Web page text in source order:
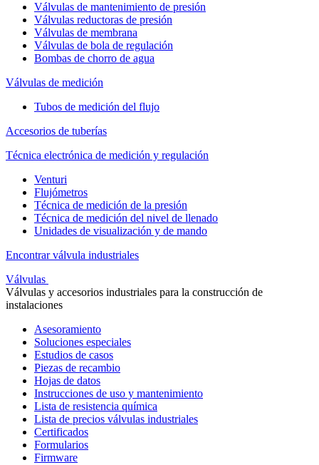
Válvulas de mantenimiento de presión
Válvulas reductoras de presión
Válvulas de membrana
Válvulas de bola de regulación
Bombas de chorro de agua
Válvulas de medición
Tubos de medición del flujo
Accesorios de tuberías
Técnica electrónica de medición y regulación
Venturi
Flujómetros
Técnica de medición de la presión
Técnica de medición del nivel de llenado
Unidades de visualización y de mando
Encontrar válvula industriales
Válvulas
Válvulas y accesorios industriales para la construcción de
instalaciones
Asesoramiento
Soluciones especiales
Estudios de casos
Piezas de recambio
Hojas de datos
Instrucciones de uso y mantenimiento
Lista de resistencia química
Lista de precios válvulas industriales
Certificados
Formularios
Firmware